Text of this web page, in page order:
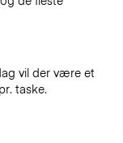
vil der være et
taske.